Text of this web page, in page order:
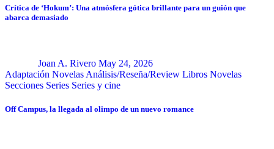
Crítica de ‘Hokum’: Una atmósfera gótica brillante para un guión que
abarca demasiado
Joan A. Rivero May 24, 2026
Adaptación Novelas Análisis/Reseña/Review Libros Novelas
Secciones Series Series y cine
Off Campus, la llegada al olimpo de un nuevo romance